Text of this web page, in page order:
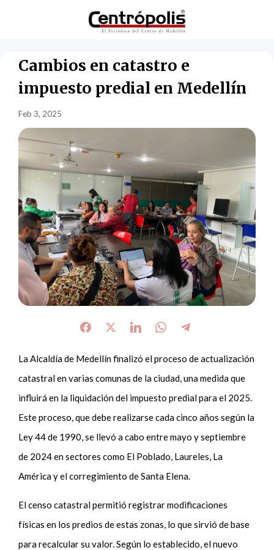
Cambios en catastro e
impuesto predial en Medellín
Feb 3, 2025
La Alcaldía de Medellín finalizó el proceso de actualización
catastral en varias comunas de la ciudad, una medida que
influirá en la liquidación del impuesto predial para el 2025.
Este proceso, que debe realizarse cada cinco años según la
Ley 44 de 1990, se llevó a cabo entre mayo y septiembre
de 2024 en sectores como El Poblado, Laureles, La
América y el corregimiento de Santa Elena.
El censo catastral permitió registrar modificaciones
físicas en los predios de estas zonas, lo que sirvió de base
para recalcular su valor. Según lo establecido, el nuevo